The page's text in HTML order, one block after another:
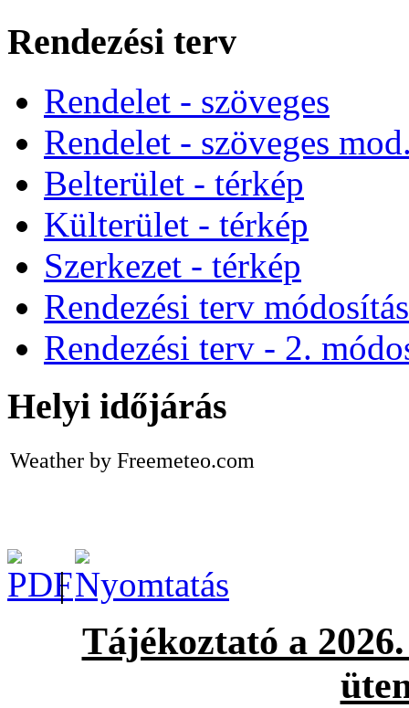
Rendezési terv
Rendelet - szöveges
Rendelet - szöveges
Belterület - térkép
Külterület - térkép
Szerkezet - térkép
Rendezési terv
Rendezési terv - 2.
Helyi időjárás
Weather by Freemeteo.com
|
Tájékoztató a